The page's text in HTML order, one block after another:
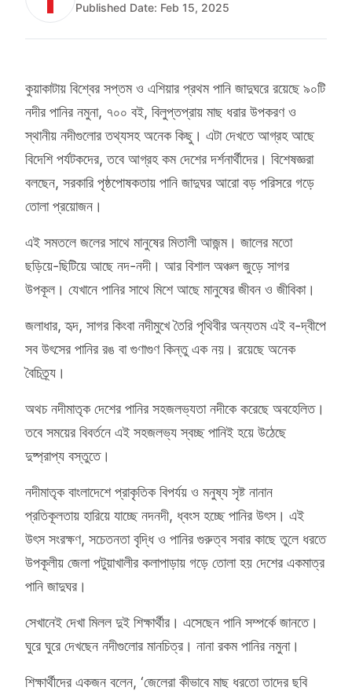
Published Date: Feb 15, 2025
কুয়াকাটায় বিশ্বের সপ্তম ও এশিয়ার প্রথম পানি জাদুঘরে রয়েছে ৯০টি
নদীর পানির নমুনা, ৭০০ বই, বিলুপ্তপ্রায় মাছ ধরার উপকরণ ও
স্থানীয় নদীগুলোর তথ্যসহ অনেক কিছু। এটা দেখতে আগ্রহ আছে
বিদেশি পর্যটকদের, তবে আগ্রহ কম দেশের দর্শনার্থীদের। বিশেষজ্ঞরা
বলছেন, সরকারি পৃষ্ঠপোষকতায় পানি জাদুঘর আরো বড় পরিসরে গড়ে
তোলা প্রয়োজন।
এই সমতলে জলের সাথে মানুষের মিতালী আজন্ম। জালের মতো
ছড়িয়ে-ছিটিয়ে আছে নদ-নদী। আর বিশাল অঞ্চল জুড়ে সাগর
উপকূল। যেখানে পানির সাথে মিশে আছে মানুষের জীবন ও জীবিকা।
জলাধার, হৃদ, সাগর কিংবা নদীমুখে তৈরি পৃথিবীর অন্যতম এই ব-দ্বীপে
সব উৎসের পানির রঙ বা গুণাগুণ কিন্তু এক নয়। রয়েছে অনেক
বৈচিত্র্য।
অথচ নদীমাতৃক দেশের পানির সহজলভ্যতা নদীকে করেছে অবহেলিত।
তবে সময়ের বিবর্তনে এই সহজলভ্য স্বচ্ছ পানিই হয়ে উঠেছে
দুষ্প্রাপ্য বস্তুতে।
নদীমাতৃক বাংলাদেশে প্রাকৃতিক বিপর্যয় ও মনুষ্য সৃষ্ট নানান
প্রতিকূলতায় হারিয়ে যাচ্ছে নদনদী, ধ্বংস হচ্ছে পানির উৎস। এই
উৎস সংরক্ষণ, সচেতনতা বৃদ্ধি ও পানির গুরুত্ব সবার কাছে তুলে ধরতে
উপকূলীয় জেলা পটুয়াখালীর কলাপাড়ায় গড়ে তোলা হয় দেশের একমাত্র
পানি জাদুঘর।
সেখানেই দেখা মিলল দুই শিক্ষার্থীর। এসেছেন পানি সম্পর্কে জানতে।
ঘুরে ঘুরে দেখছেন নদীগুলোর মানচিত্র। নানা রকম পানির নমুনা।
শিক্ষার্থীদের একজন বলেন, ‘জেলেরা কীভাবে মাছ ধরতো তাদের ছবি